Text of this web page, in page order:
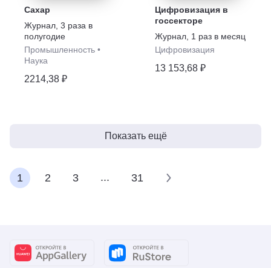
Сахар
Журнал 3 раза в
полугодие
Промышленность •
Наука
2214,38 ₽
Цифровизация в
госсекторе
Журнал 1 раз в месяц
Цифровизация
13 153,68 ₽
Показать ещё
1 2 3 ... 31